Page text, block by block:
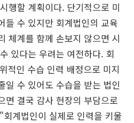
행할 계획이다. 단기적으로 미
들 수 있지만 회계법인의 교육
체계를 함께 손보지 않으면 시
있다는 우려는 여전하다. 회
적인 수습 인력 배정으로 미지
일 수 있어도 수습을 받는 법인
면 결국 감사 현장의 부담으로
계법인이 실제로 인력을 키울